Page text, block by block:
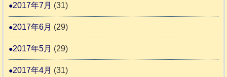
2017年7月 (31)
2017年6月 (29)
2017年5月 (29)
2017年4月 (31)